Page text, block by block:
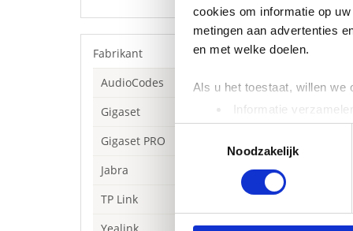
cookies om informatie op
metingen aan advertenties
en met welke doelen.
Als u het toestaat, willen we
Informatie
Uw apparaat
Lees meer over hoe uw
toestemming op elk
websiteverkeer te
Noodzakelijk
Fabrikant
AudioCodes
Gigaset
Gigaset PRO
Jabra
TP Link
Beschrijving
Perform 45
dockingstation
Het wordt
headset te